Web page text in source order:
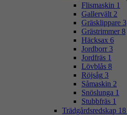
Flismaskin 1
Gallervält 2
Gräsklippare 3
Grästrimmer 8
Häcksax 6
Jordborr 3
Jordfräs 1
Lövblås 8
Röjsåg 3
Såmaskin 2
Snöslunga 1
Stubbfräs 1
Trädgårdsredskap 18